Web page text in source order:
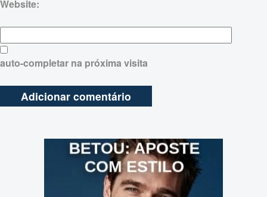
Website:
auto-completar na próxima visita